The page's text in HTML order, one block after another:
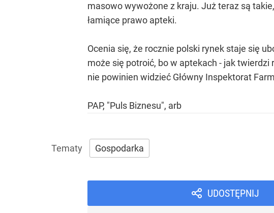
masowo wywożone z kraju. Już teraz są
łamiące prawo apteki.
Ocenia się, że rocznie polski rynek staje się
może się potroić, bo w aptekach - jak
nie powinien widzieć Główny Inspektorat
PAP, "Puls Biznesu", arb
Gospodarka
UDOSTĘPNIJ